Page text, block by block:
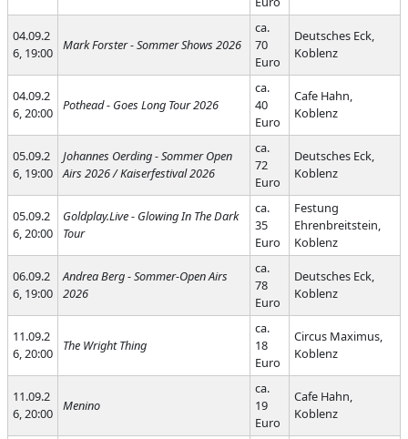
04.09.2
6, 19:00
Mark Forster - Sommer Shows 2026
ca.
70
Euro
Deutsches Eck,
Koblenz
04.09.2
6, 20:00
Pothead - Goes Long Tour 2026
ca.
40
Euro
Cafe Hahn,
Koblenz
05.09.2
6, 19:00
Johannes Oerding - Sommer Open
Airs 2026 / Kaiserfestival 2026
ca.
72
Euro
Deutsches Eck,
Koblenz
05.09.2
6, 20:00
Goldplay.Live - Glowing In The Dark
Tour
ca.
35
Euro
Festung
Ehrenbreitstein,
Koblenz
06.09.2
6, 19:00
Andrea Berg - Sommer-Open Airs
2026
ca.
78
Euro
Deutsches Eck,
Koblenz
11.09.2
6, 20:00
The Wright Thing
ca.
18
Euro
Circus Maximus,
Koblenz
11.09.2
6, 20:00
Menino
ca.
19
Euro
Cafe Hahn,
Koblenz